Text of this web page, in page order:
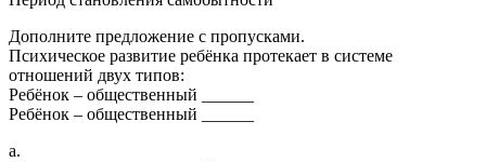
Дополните предложение с пропусками.
Психическое развитие ребёнка протекает в системе
отношений двух типов:
Ребёнок – общественный ______
Ребёнок – общественный ______
a.